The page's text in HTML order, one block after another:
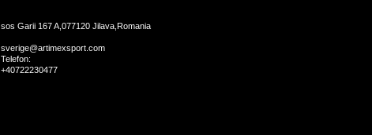
sos Garii 167 A,077120 Jilava,Romania
sverige@artimexsport.com
Telefon:
+40722230477